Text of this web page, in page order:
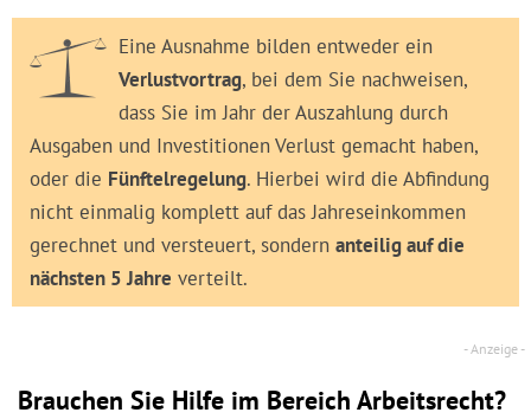
Eine Ausnahme bilden entweder ein
Verlustvortrag, bei dem Sie nachweisen,
dass Sie im Jahr der Auszahlung durch
Ausgaben und Investitionen Verlust gemacht haben,
oder die Fünftelregelung. Hierbei wird die Abfindung
nicht einmalig komplett auf das Jahreseinkommen
gerechnet und versteuert, sondern anteilig auf die
nächsten 5 Jahre verteilt.
Brauchen Sie Hilfe im Bereich Arbeitsrecht?